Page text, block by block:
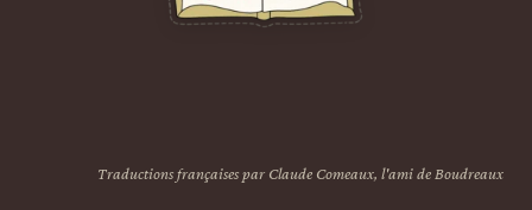
Traductions françaises par Claude Comeaux, l'ami de Boudreaux